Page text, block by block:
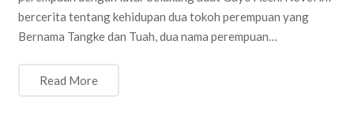
bercerita tentang kehidupan dua tokoh perempuan yang
Bernama Tangke dan Tuah, dua nama perempuan…
Read More